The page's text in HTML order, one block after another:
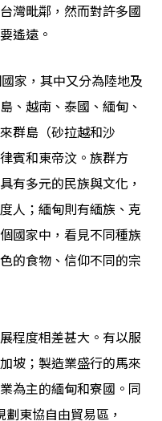
灣毗鄰，然而對許多國
遙遠。
家，其中又分為陸地及
、越南、泰國、緬甸、
群島（砂拉越和沙
賓和東帝汶。族群方
有多元的民族與文化，
人；緬甸則有緬族、克
國家中，看見不同種族
的食物、信仰不同的宗
程度相差甚大。有以服
坡；製造業盛行的馬來
為主的緬甸和寮國。同
東協自由貿易區，